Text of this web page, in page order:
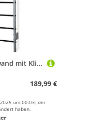
Potenza Sprossenwand mit Klimmzugstange Pull Up Bar Turngeräte Fitness Turnwand Klettergerüst bis 250kg Kletterwand Gym Sportgerät für Erwachsene Heim Turnhalle (Grau-Schwarz - mit Klimmzugstange)
189,99 €
um 00:03; der
haben.